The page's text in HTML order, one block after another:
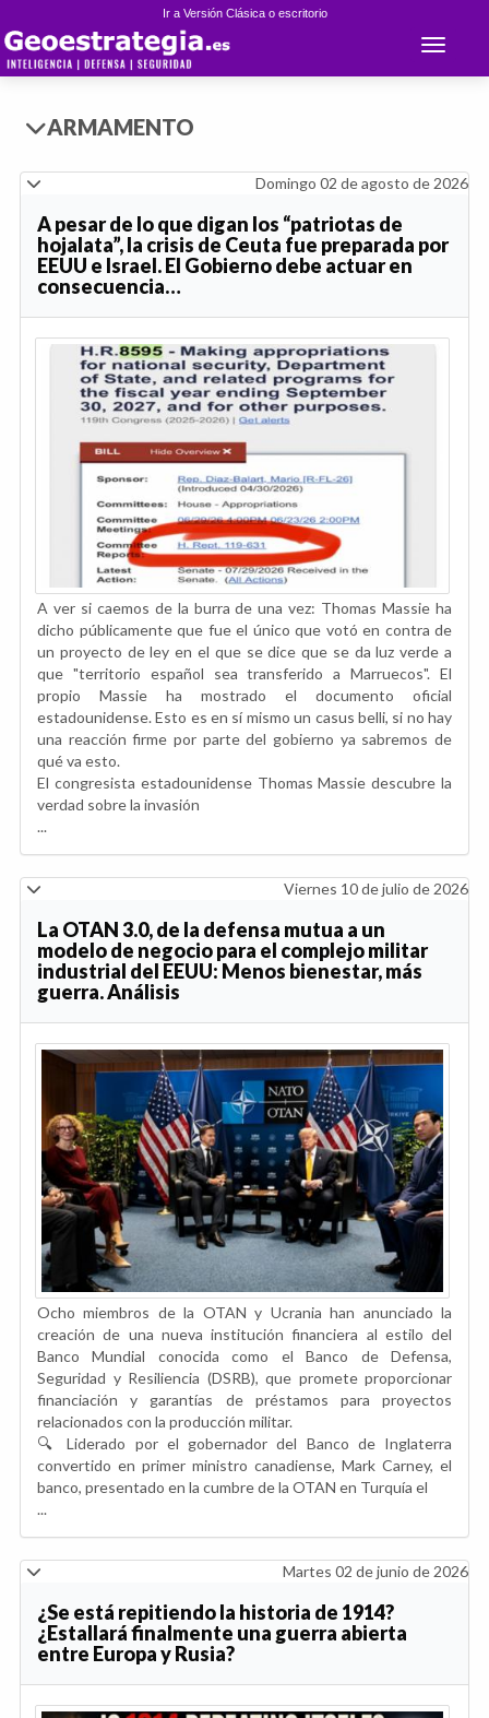
Ir a Versión Clásica o escritorio
Toggle
ARMAMENTO
Domingo 02 de agosto de 2026
A pesar de lo que digan los “patriotas de
hojalata”, la crisis de Ceuta fue preparada por
EEUU e Israel. El Gobierno debe actuar en
consecuencia…
A ver si caemos de la burra de una vez: Thomas Massie ha
dicho públicamente que fue el único que votó en contra de
un proyecto de ley en el que se dice que se da luz verde a
que "territorio español sea transferido a Marruecos". El
propio Massie ha mostrado el documento oficial
estadounidense. Esto es en sí mismo un casus belli, si no hay
una reacción firme por parte del gobierno ya sabremos de
qué va esto.
El congresista estadounidense Thomas Massie descubre la
verdad sobre la invasión
...
Viernes 10 de julio de 2026
La OTAN 3.0, de la defensa mutua a un
modelo de negocio para el complejo militar
industrial del EEUU: Menos bienestar, más
guerra. Análisis
Ocho miembros de la OTAN y Ucrania han anunciado la
creación de una nueva institución financiera al estilo del
Banco Mundial conocida como el Banco de Defensa,
Seguridad y Resiliencia (DSRB), que promete proporcionar
financiación y garantías de préstamos para proyectos
relacionados con la producción militar.
🔍 Liderado por el gobernador del Banco de Inglaterra
convertido en primer ministro canadiense, Mark Carney, el
banco, presentado en la cumbre de la OTAN en Turquía el
...
Martes 02 de junio de 2026
¿Se está repitiendo la historia de 1914?
¿Estallará finalmente una guerra abierta
entre Europa y Rusia?